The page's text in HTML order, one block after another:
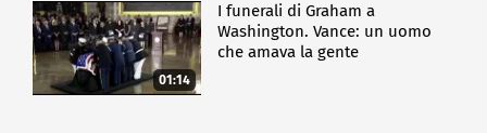
01:14
I funerali di Graham a
Washington. Vance: un uomo
che amava la gente